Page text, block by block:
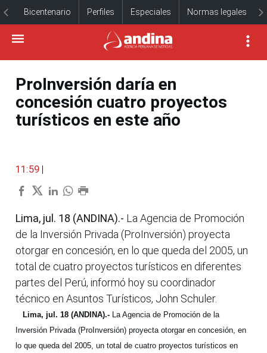
Bicentenario Perfiles Especiales Normas legales
ProInversión daría en
concesión cuatro proyectos
turísticos en este año
11:59 |
Lima, jul. 18 (ANDINA).- La Agencia de Promoción
de la Inversión Privada (ProInversión) proyecta
otorgar en concesión, en lo que queda del 2005, un
total de cuatro proyectos turísticos en diferentes
partes del Perú, informó hoy su coordinador
técnico en Asuntos Turísticos, John Schuler.
Lima, jul. 18 (ANDINA).- La Agencia de Promoción de la
Inversión Privada (ProInversión) proyecta otorgar en concesión, en
lo que queda del 2005, un total de cuatro proyectos turísticos en